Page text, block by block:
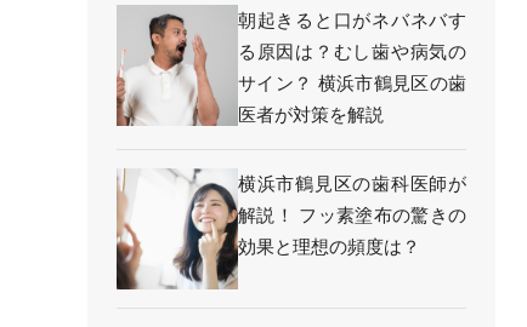
朝起きると口がネバネバす
る原因は？むし歯や病気の
サイン？ 横浜市鶴見区の歯
医者が対策を解説
横浜市鶴見区の歯科医師が
解説！ フッ素塗布の驚きの
効果と理想の頻度は？